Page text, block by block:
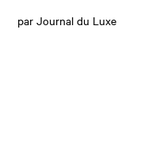
par Journal du Luxe